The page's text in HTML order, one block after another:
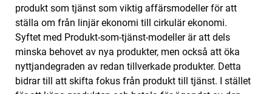
produkt som tjänst som viktig affärsmodeller för att
ställa om från linjär ekonomi till cirkulär ekonomi.
‌S‌yftet med Produkt-som-tjänst-modeller är att dels
minska behovet av nya produkter, men också att öka
nyttjandegraden av redan tillverkade produkter. Detta
bidrar till att skifta fokus från produkt till tjänst. I stället